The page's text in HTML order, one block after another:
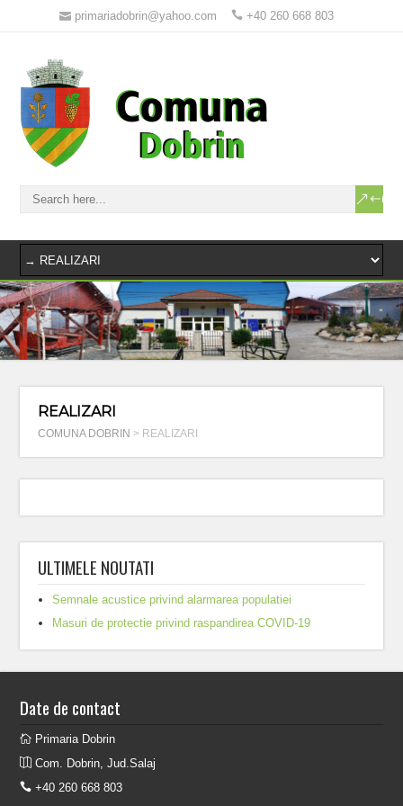
primariadobrin@yahoo.com +40 260 668 803
REALIZARI
COMUNA DOBRIN > REALIZARI
ULTIMELE NOUTATI
Semnale acustice privind alarmarea populatiei
Masuri de protectie privind raspandirea COVID-19
Date de contact
Primaria Dobrin
Com. Dobrin, Jud.Salaj
+40 260 668 803